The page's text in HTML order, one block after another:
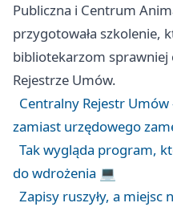
Publiczna i Centrum
przygotowała szkolenie,
bibliotekarzom sprawniej
Rejestrze Umów.
Centralny Rejestr
zamiast urzędowego
Tak wygląda program,
do wdrożenia 💻
Zapisy ruszyły, a miejsc